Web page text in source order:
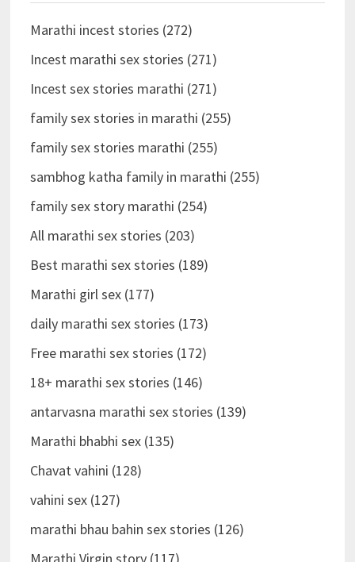
Marathi incest stories (272)
Incest marathi sex stories (271)
Incest sex stories marathi (271)
family sex stories in marathi (255)
family sex stories marathi (255)
sambhog katha family in marathi (255)
family sex story marathi (254)
All marathi sex stories (203)
Best marathi sex stories (189)
Marathi girl sex (177)
daily marathi sex stories (173)
Free marathi sex stories (172)
18+ marathi sex stories (146)
antarvasna marathi sex stories (139)
Marathi bhabhi sex (135)
Chavat vahini (128)
vahini sex (127)
marathi bhau bahin sex stories (126)